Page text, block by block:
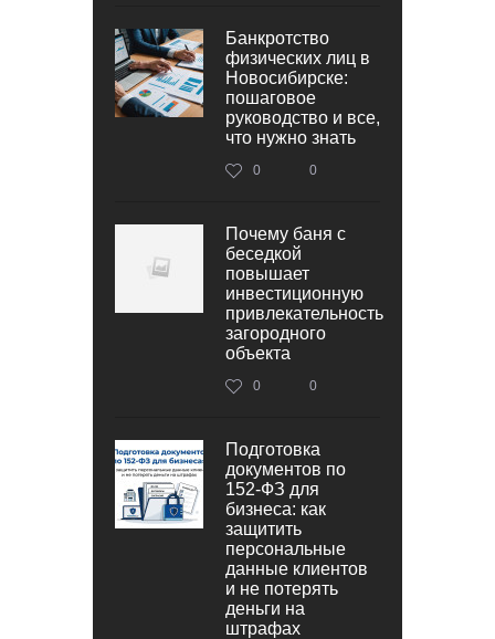
Банкротство
физических лиц в
Новосибирске:
пошаговое
руководство и все,
что нужно знать
0 0
Почему баня с
беседкой
повышает
инвестиционную
привлекательность
загородного
объекта
0 0
Подготовка
документов по
152‑ФЗ для
бизнеса: как
защитить
персональные
данные клиентов
и не потерять
деньги на
штрафах